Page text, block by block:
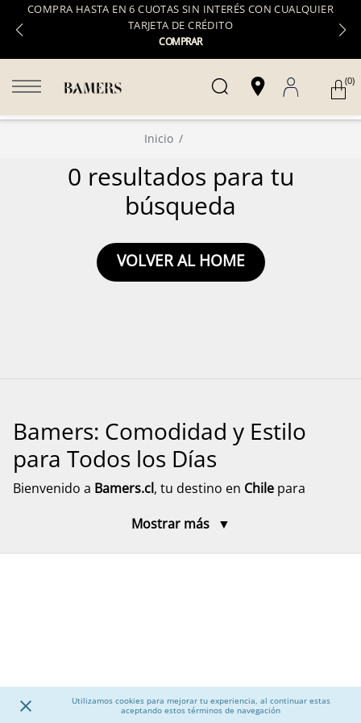
COMPRA HASTA EN 6 CUOTAS SIN INTERÉS CON CUALQUIER
TARJETA DE CRÉDITO
COMPRAR
Utilizamos cookies para mejorar tu experiencia, al continuar estas
aceptando estos términos de navegación
(0)
Inicio
0 resultados para tu
búsqueda
VOLVER AL HOME
Bamers: Comodidad y Estilo
para Todos los Días
Bienvenido a Bamers.cl, tu destino en Chile para
toda la familia. Aquí encontrarás modelos pensados
Calzado para Mujer
Descubre una amplia selección decalzado para mujer
Mostrar más